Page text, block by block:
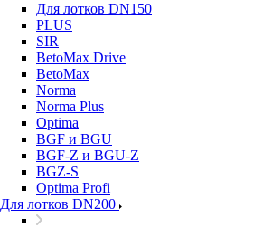
Для лотков DN150
PLUS
SIR
BetoMax Drive
BetoMax
Norma
Norma Plus
Optima
BGF и BGU
BGF-Z и BGU-Z
BGZ-S
Optima Profi
Для лотков DN200